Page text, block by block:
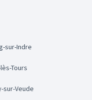
sur-Indre
lès-Tours
sur-Veude